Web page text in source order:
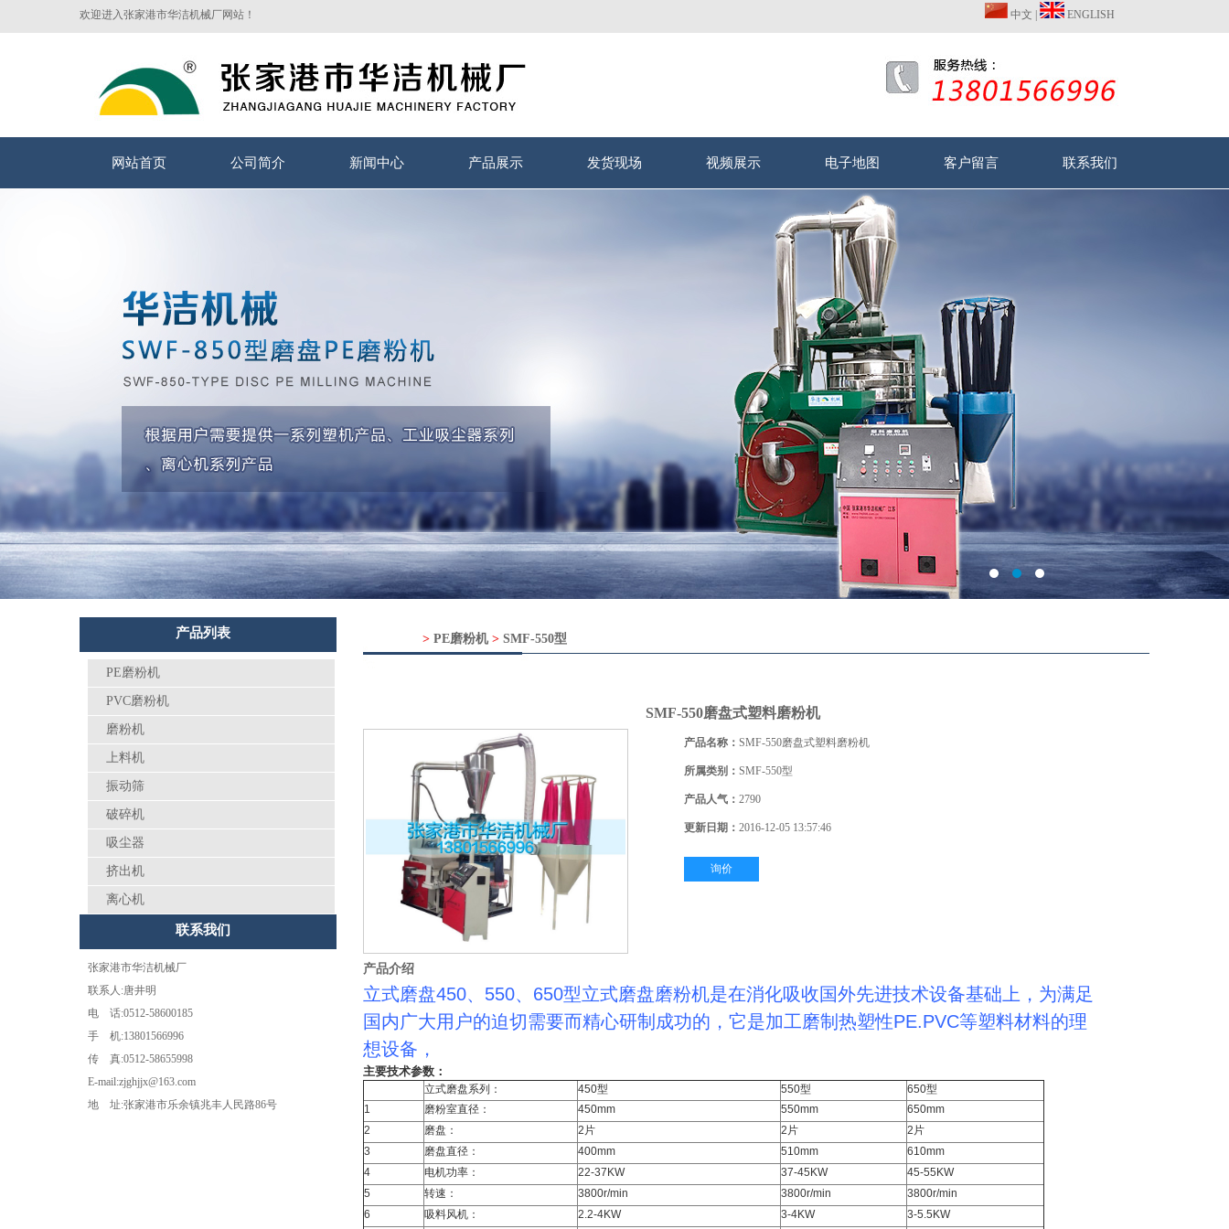
欢迎进入张家港市华洁机械厂网站！ 中文 ENGLISH
网站首页 公司简介 新闻中心 产品展示 发货现场 视频展示 电子地图 客户留言 联系我们
产品列表
PE磨粉机
PVC磨粉机
磨粉机
上料机
振动筛
破碎机
吸尘器
挤出机
离心机
联系我们
张家港市华洁机械厂
联系人:唐井明
电 话:0512-58600185
手 机:13801566996
传 真:0512-58655998
E-mail:zjghjjx@163.com
地 址:张家港市乐余镇兆丰人民路86号
> PE磨粉机> SMF-550型
SMF-550磨盘式塑料磨粉机
产品名称： SMF-550磨盘式塑料磨粉机
所属类别： SMF-550型
产品人气： 2790
更新日期： 2016-12-05 13:57:46
询价
产品介绍
立式磨盘450、550、650型立式磨盘磨粉机是在消化吸收国外先进技术设备基础上，为满足
国内广大用户的迫切需要而精心研制成功的，它是加工磨制热塑性PE.PVC等塑料材料的理
想设备，
主要技术参数：
立式磨盘系列： 450型 550型
650型
1
磨粉室直径： 450mm 550mm
650mm
2
磨盘： 2片 2片
2片
3
磨盘直径： 400mm 510mm
610mm
4
电机功率： 22-37KW 37-45KW
45-55KW
5
转速： 3800r/min 3800r/min
3800r/min
6
吸料风机： 2.2-4KW 3-4KW 3-5.5KW